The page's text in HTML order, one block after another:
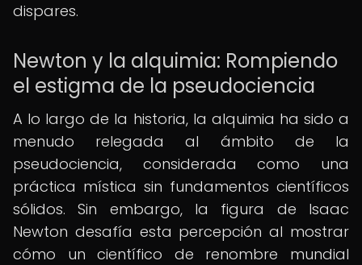
dispares.
Newton y la alquimia: Rompiendo
el estigma de la pseudociencia
A lo largo de la historia, la alquimia ha sido a
menudo relegada al ámbito de la
pseudociencia, considerada como una
práctica mística sin fundamentos científicos
sólidos. Sin embargo, la figura de Isaac
Newton desafía esta percepción al mostrar
cómo un científico de renombre mundial